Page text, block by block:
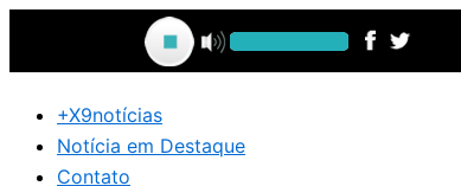
Ir
o
conteúdo+X9notícias
Notícia em Destaque
Contato